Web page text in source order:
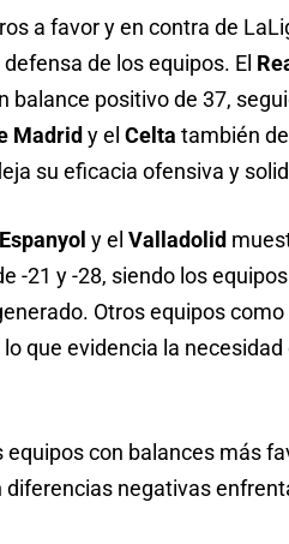
a favor y en contra de
de los equipos. El
balance positivo de 37,
Madrid y el Celta también
su eficacia ofensiva y
Espanyol y el Valladolid
-21 y -28, siendo los
Otros equipos como
que evidencia la
con balances más
diferencias negativas